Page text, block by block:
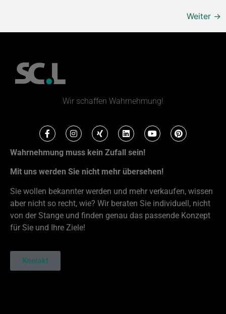
Weiter →
Wir schaffen Wahrnehmung!
Wahrnehmung muss kein Zufall sein!
Mit uns werden Sie nicht mehr übersehen!
Sie wollen bekannter werden und mehr verkaufen, wissen
aber nicht so recht, wie? Wir beraten Sie individuell, nicht
von der Stange und finden genau das passende Konzept
für Sie und Ihre Ziele!
Kontakt